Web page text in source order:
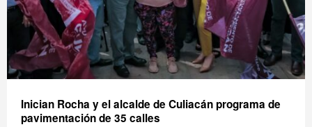
Inician Rocha y el alcalde de Culiacán programa de
pavimentación de 35 calles